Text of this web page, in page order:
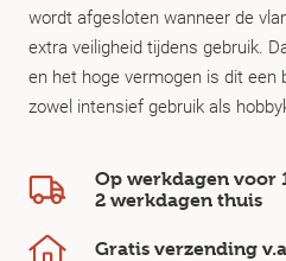
wordt afgesloten wanneer de
extra veiligheid tijdens gebruik.
en het hoge vermogen is dit een
zowel intensief gebruik als
Op werkdagen voor
2 werkdagen thuis
Gratis verzending